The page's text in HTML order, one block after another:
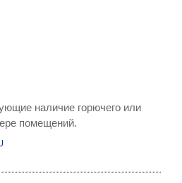
наличие горючего или
помещений.